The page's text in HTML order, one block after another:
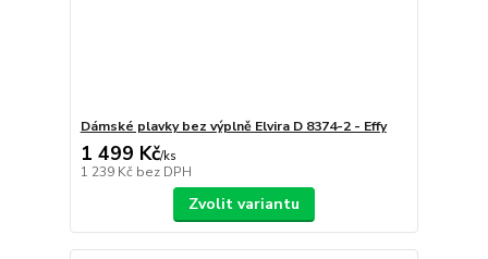
Dámské plavky bez výplně Elvira D 8374-2 - Effy
1 499 Kč/ks
1 239 Kč bez DPH
Zvolit variantu